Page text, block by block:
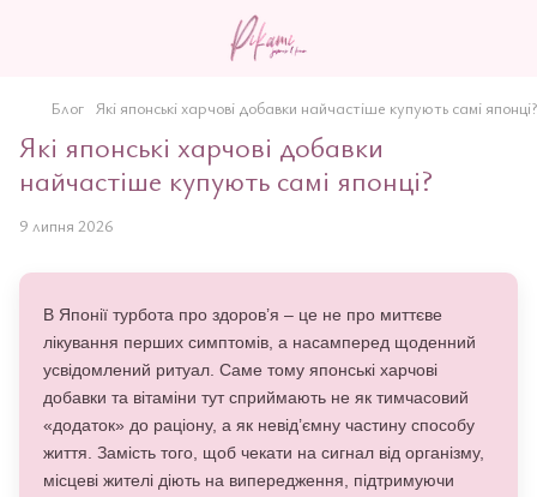
Блог Які японські харчові добавки найчастіше купують самі японці?
Які японські харчові добавки
найчастіше купують самі японці?
9 липня 2026
В Японії турбота про здоров’я – це не про миттєве
лікування перших симптомів, а насамперед щоденний
усвідомлений ритуал. Саме тому японські харчові
добавки та вітаміни тут сприймають не як тимчасовий
«додаток» до раціону, а як невід’ємну частину способу
життя. Замість того, щоб чекати на сигнал від організму,
місцеві жителі діють на випередження, підтримуючи